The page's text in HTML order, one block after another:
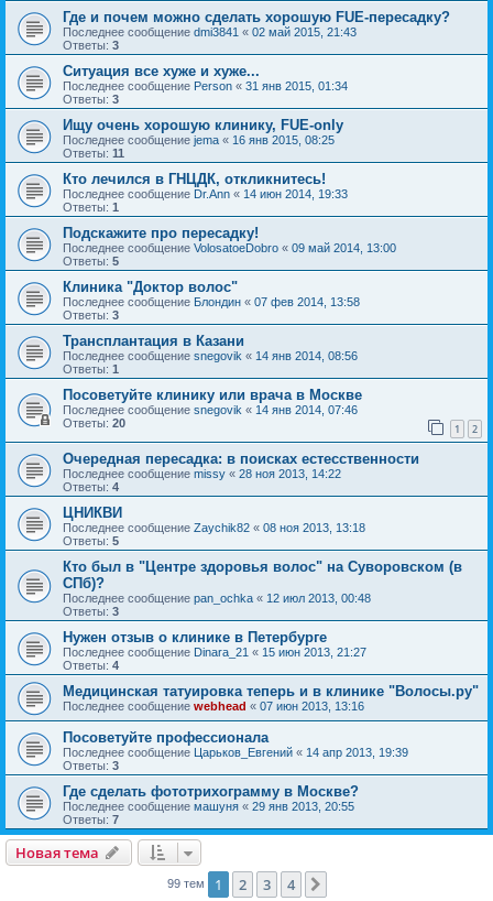
Где и почем можно сделать хорошую FUE-пересадку?
Последнее сообщение dmi3841 « 02 май 2015, 21:43
Ответы: 3
Ситуация все хуже и хуже...
Последнее сообщение Person « 31 янв 2015, 01:34
Ответы: 3
Ищу очень хорошую клинику, FUE-only
Последнее сообщение jema « 16 янв 2015, 08:25
Ответы: 11
Кто лечился в ГНЦДК, откликнитесь!
Последнее сообщение Dr.Ann « 14 июн 2014, 19:33
Ответы: 1
Подскажите про пересадку!
Последнее сообщение VolosatoeDobro « 09 май 2014, 13:00
Ответы: 5
Клиника "Доктор волос"
Последнее сообщение Блондин « 07 фев 2014, 13:58
Ответы: 3
Трансплантация в Казани
Последнее сообщение snegovik « 14 янв 2014, 08:56
Ответы: 1
Посоветуйте клинику или врача в Москве
Последнее сообщение snegovik « 14 янв 2014, 07:46
Ответы: 20 1 2
Очередная пересадка: в поисках естесственности
Последнее сообщение missy « 28 ноя 2013, 14:22
Ответы: 4
ЦНИКВИ
Последнее сообщение Zaychik82 « 08 ноя 2013, 13:18
Ответы: 5
Кто был в "Центре здоровья волос" на Суворовском (в
СПб)?
Последнее сообщение pan_ochka « 12 июл 2013, 00:48
Ответы: 3
Нужен отзыв о клинике в Петербурге
Последнее сообщение Dinara_21 « 15 июн 2013, 21:27
Ответы: 4
Медицинская татуировка теперь и в клинике "Волосы.ру"
Последнее сообщение webhead « 07 июн 2013, 13:16
Посоветуйте профессионала
Последнее сообщение Царьков_Евгений « 14 апр 2013, 19:39
Ответы: 3
Где сделать фототрихограмму в Москве?
Последнее сообщение машуня « 29 янв 2013, 20:55
Ответы: 7
Новая тема
99 тем 1 2 3 4